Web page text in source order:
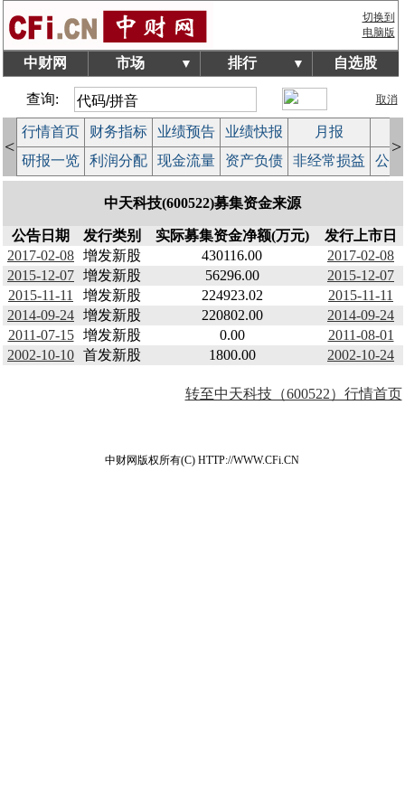
切换到
电脑版
中财网 市场 ▼ 排行 ▼ 自选股
查询: 取消
<
行情首页 财务指标 业绩预告 业绩快报 月报
研报一览
利润分配 现金流量 资产负债 非经常损益 公
>
中天科技(600522)募集资金来源
公告日期 发行类别 实际募集资金净额(万元)
发行上市日
2017-02-08 增发新股 430116.00
2017-02-08
2015-12-07 增发新股 56296.00
2015-12-07
2015-11-11
增发新股 224923.02
2015-11-11
2014-09-24 增发新股 220802.00
2014-09-24
2011-07-15
增发新股 0.00
2011-08-01
2002-10-10 首发新股 1800.00 2002-10-24
转至中天科技（600522）行情首页
中财网版权所有(C) HTTP://WWW.CFi.CN